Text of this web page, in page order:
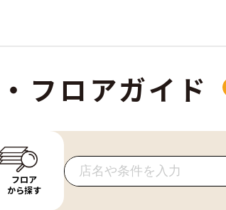
フロアガイド
フロア
から探す